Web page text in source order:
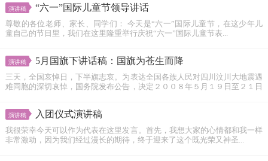
演讲稿 “六一”国际儿童节领导讲话
尊敬的各位老师、家长、同学们： 今天是“六一”国际儿童节，在这少年儿
童自己的节日里，我们在这里隆重举行庆祝“六一”国际儿童节表...
演讲稿 5月国旗下讲话稿：国旗为苍生而降
三天，全国哀悼日，下半旗志哀。为表达全国各族人民对四川汶川大地震遇
难同胞的深切哀悼，国务院发布公告，决定２００８年５月１９日至２１日
演讲稿 入团仪式演讲稿
我很荣幸今天可以作为代表在这里发言。首先，我想大家的心情都和我一样
非常激动，因为我们经过漫长的期待，终于迎来了这个既光荣又神圣...